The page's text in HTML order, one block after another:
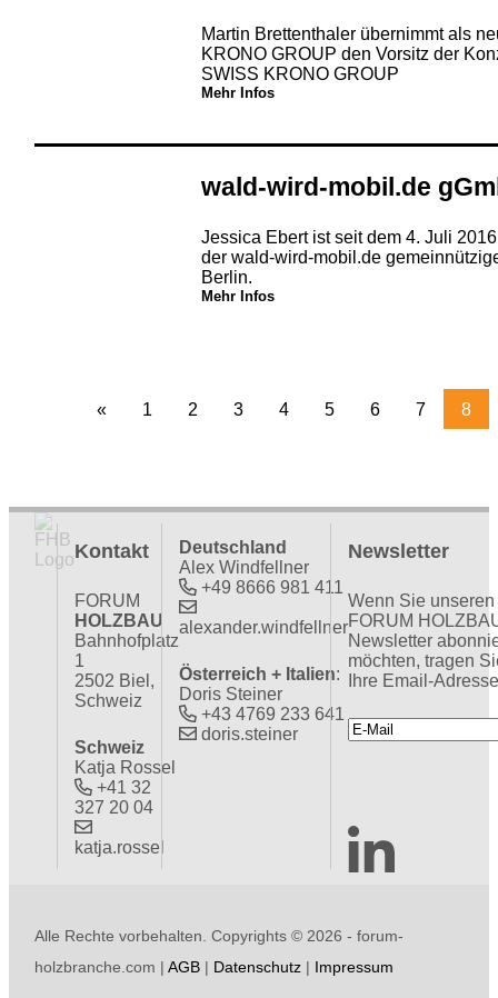
Martin Brettenthaler übernimmt als
KRONO GROUP den Vorsitz der
SWISS KRONO GROUP
Mehr Infos
wald-wird-mobil.de
Jessica Ebert ist seit dem 4. Juli
der wald-wird-mobil.de
Berlin.
Mehr Infos
« 1 2 3 4 5 6 7 8
Kontakt
FORUM
HOLZBAU
Bahnhofplatz
1
2502 Biel,
Schweiz
Schweiz
Katja Rossel
+41 32
327 20 04
katja.rossel
Deutschland
Alex Windfellner
+49 8666 981 411
alexander.windfellner
Österreich + Italien:
Doris Steiner
+43 4769 233 641
doris.steiner
Newsletter
Wenn Sie unseren
FORUM
Newsletter
möchten, tragen
Ihre Email-
Alle Rechte vorbehalten. Copyrights © 2026 - forum-
holzbranche.com |AGB | Datenschutz | Impressum